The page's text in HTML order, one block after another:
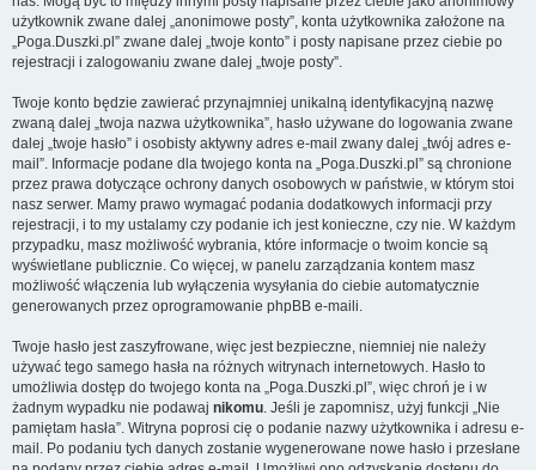
użytkownik zwane dalej „anonimowe posty”, konta użytkownika założone na
„Poga.Duszki.pl” zwane dalej „twoje konto” i posty napisane przez ciebie po
rejestracji i zalogowaniu zwane dalej „twoje posty”.
Twoje konto będzie zawierać przynajmniej unikalną identyfikacyjną nazwę
zwaną dalej „twoja nazwa użytkownika”, hasło używane do logowania zwane
dalej „twoje hasło” i osobisty aktywny adres e-mail zwany dalej „twój adres e-
mail”. Informacje podane dla twojego konta na „Poga.Duszki.pl” są chronione
przez prawa dotyczące ochrony danych osobowych w państwie, w którym stoi
nasz serwer. Mamy prawo wymagać podania dodatkowych informacji przy
rejestracji, i to my ustalamy czy podanie ich jest konieczne, czy nie. W każdym
przypadku, masz możliwość wybrania, które informacje o twoim koncie są
wyświetlane publicznie. Co więcej, w panelu zarządzania kontem masz
możliwość włączenia lub wyłączenia wysyłania do ciebie automatycznie
generowanych przez oprogramowanie phpBB e-maili.
Twoje hasło jest zaszyfrowane, więc jest bezpieczne, niemniej nie należy
używać tego samego hasła na różnych witrynach internetowych. Hasło to
umożliwia dostęp do twojego konta na „Poga.Duszki.pl”, więc chroń je i w
żadnym wypadku nie podawaj nikomu. Jeśli je zapomnisz, użyj funkcji „Nie
pamiętam hasła”. Witryna poprosi cię o podanie nazwy użytkownika i adresu e-
mail. Po podaniu tych danych zostanie wygenerowane nowe hasło i przesłane